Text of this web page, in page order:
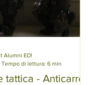
tattica - Anticarro
Alumni ED!
Tempo di lettura: 6 min